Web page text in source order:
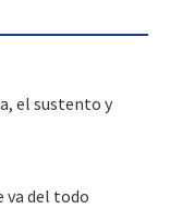
el sustento y
va del todo